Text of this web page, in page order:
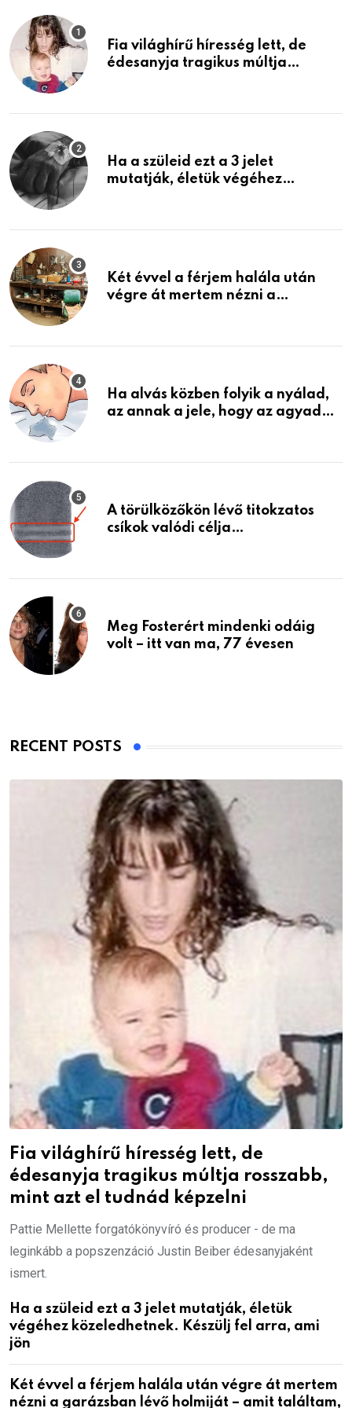
Fia világhírű híresség lett, de
édesanyja tragikus múltja
Ha a szüleid ezt a 3 jelet
mutatják, életük végéhez
Két évvel a férjem halála után
végre át mertem nézni a
életemet
Ha alvás közben folyik a nyálad,
az annak a jele, hogy az agyad…
A törülközőkön lévő titokzatos
csíkok valódi célja…
Meg Fosterért mindenki odáig
volt – itt van ma, 77 évesen
RECENT POSTS
Fia világhírű híresség lett, de
édesanyja tragikus múltja rosszabb,
mint azt el tudnád képzelni
Pattie Mellette forgatókönyvíró és producer - de ma
leginkább a popszenzáció Justin Beiber édesanyjaként
ismert.
Ha a szüleid ezt a 3 jelet mutatják, életük
végéhez közeledhetnek. Készülj fel arra, ami
jön
Két évvel a férjem halála után végre át mertem
nézni a garázsban lévő holmiját – amit találtam,